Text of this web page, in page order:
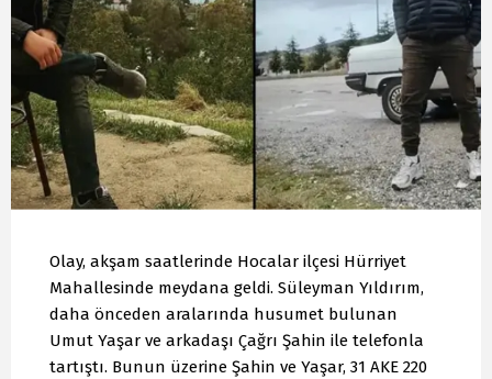
Olay, akşam saatlerinde Hocalar ilçesi Hürriyet
Mahallesinde meydana geldi. Süleyman Yıldırım,
daha önceden aralarında husumet bulunan
Umut Yaşar ve arkadaşı Çağrı Şahin ile telefonla
tartıştı. Bunun üzerine Şahin ve Yaşar, 31 AKE 220